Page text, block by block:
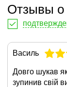
Отзывы о
Василь
Довго шукав
зупинив свій